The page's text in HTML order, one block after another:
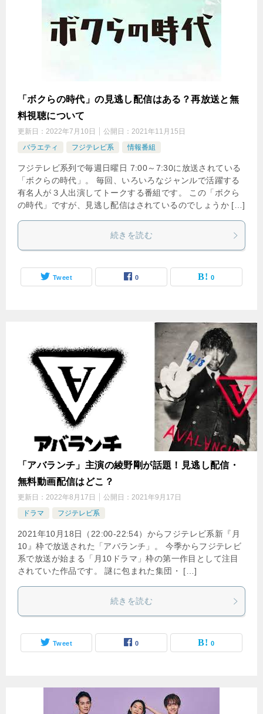
「ボクらの時代」の見逃し配信はある？再放送と無
料視聴について
更新日： 2022年7月10日 公開日： 2021年11月15日
バラエティ
フジテレビ系 情報番組
フジテレビ系列で毎週日曜日 7:00～7:30に放送されている
「ボクらの時代」。 毎回、いろいろなジャンルで活躍する
有名人が３人出演してトークする番組です。 この「ボクら
の時代」ですが、見逃し配信はされているのでしょうか […]
続きを読む
Tweet 0 0
「アバランチ」主演の綾野剛が話題！見逃し配信・
無料動画配信はどこ？
更新日： 2022年8月17日 公開日： 2021年9月17日
ドラマ
フジテレビ系
2021年10月18日（22:00-22:54）からフジテレビ系新『月
10』枠で放送された「アバランチ」。 今季からフジテレビ
系で放送が始まる「月10ドラマ」枠の第一作目として注目
されていた作品です。 謎に包まれた集団・ […]
続きを読む
Tweet 0 0